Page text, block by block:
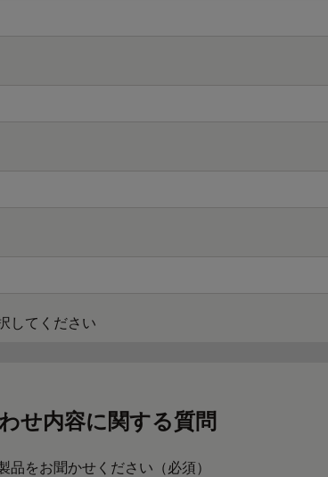
してください
せ内容に関する質問
品をお聞かせください（必須）